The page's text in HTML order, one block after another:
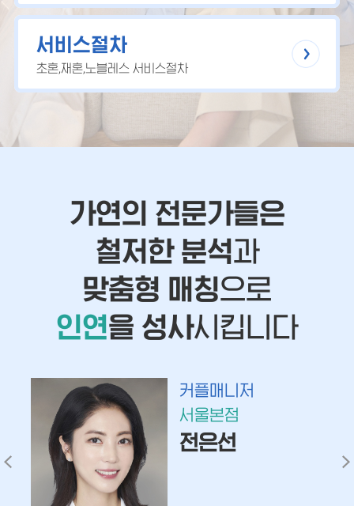
서비스절차
초혼,재혼,노블레스 서비스절차
가연의 전문가들은
철저한 분석과
맞춤형 매칭으로
인연을 성사시킵니다
커플매니저
서울본점
전은선